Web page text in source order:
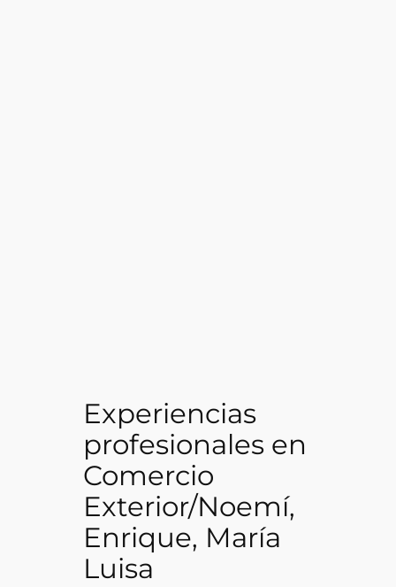
Experiencias
profesionales en
Comercio
Exterior/Noemí,
Enrique, María
Luisa